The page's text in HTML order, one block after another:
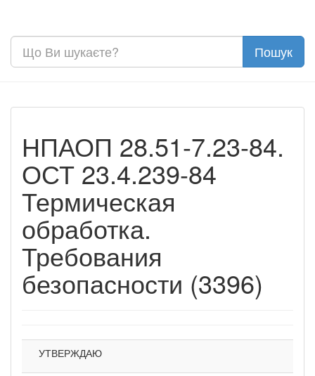
НПАОП 28.51-7.23-84.
ОСТ 23.4.239-84
Термическая
обработка.
Требования
безопасности (3396)
УТВЕРЖДАЮ